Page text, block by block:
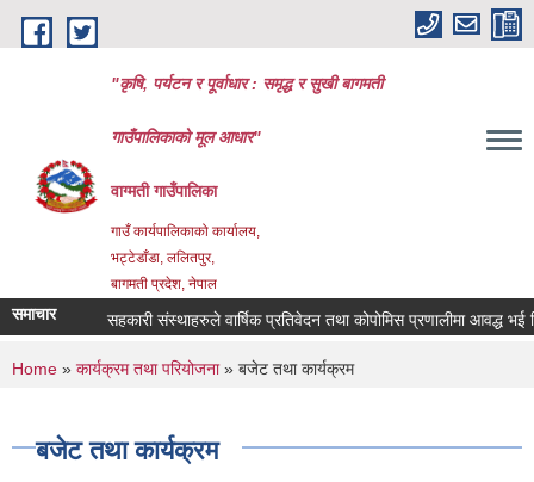
Skip to main content
"कृषि, पर्यटन र पूर्वाधार : समृद्ध र सुखी बागमती
गाउँपालिकाको मूल आधार"
वाग्मती गाउँपालिका
गाउँ कार्यपालिकाको कार्यालय,
भट्टेडाँडा, ललितपुर,
बागमती प्रदेश, नेपाल
समाचार सहकारी संस्थाहरुले वार्षिक प्रतिवेदन तथा कोपोमिस प्रणालीमा आवद्ध भई
You are here
Home » कार्यक्रम तथा परियोजना» बजेट तथा कार्यक्रम
बजेट तथा कार्यक्रम